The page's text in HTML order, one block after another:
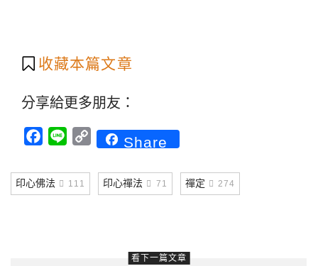
收藏本篇文章
分享給更多朋友：
Facebook
Line CopyShare
印心佛法 111 印心禪法 71 禪定 274
看下一篇文章